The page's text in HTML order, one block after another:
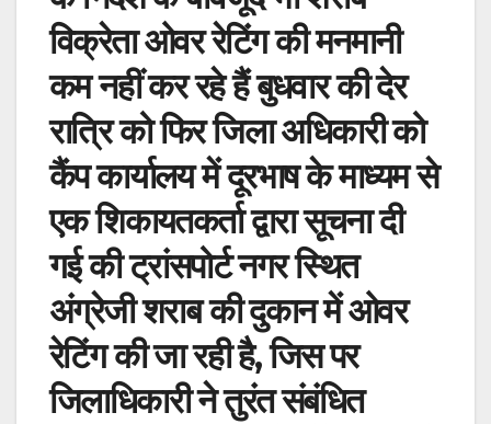
o
k
p
k
विक्रेता ओवर रेटिंग की मनमानी
कम नहीं कर रहे हैं बुधवार की देर
रात्रि को फिर जिला अधिकारी को
कैंप कार्यालय में दूरभाष के माध्यम से
एक शिकायतकर्ता द्वारा सूचना दी
गई की ट्रांसपोर्ट नगर स्थित
अंग्रेजी शराब की दुकान में ओवर
रेटिंग की जा रही है, जिस पर
जिलाधिकारी ने तुरंत संबंधित